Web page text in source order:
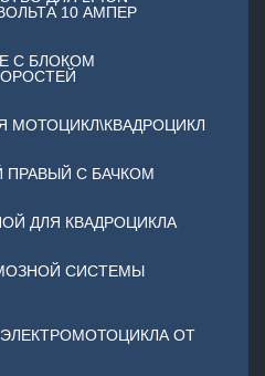
10 АМПЕР
С БЛОКОМ
МОТОЦИКЛ\КВАДРОЦИКЛ
ПРАВЫЙ С БАЧКОМ
ДЛЯ КВАДРОЦИКЛА
СИСТЕМЫ
ОТ